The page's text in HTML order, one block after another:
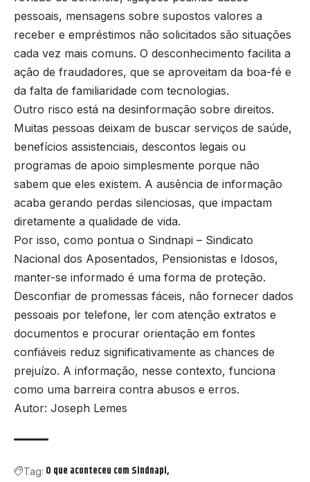
pessoais, mensagens sobre supostos valores a
receber e empréstimos não solicitados são situações
cada vez mais comuns. O desconhecimento facilita a
ação de fraudadores, que se aproveitam da boa-fé e
da falta de familiaridade com tecnologias.
Outro risco está na desinformação sobre direitos.
Muitas pessoas deixam de buscar serviços de saúde,
benefícios assistenciais, descontos legais ou
programas de apoio simplesmente porque não
sabem que eles existem. A ausência de informação
acaba gerando perdas silenciosas, que impactam
diretamente a qualidade de vida.
Por isso, como pontua o Sindnapi – Sindicato
Nacional dos Aposentados, Pensionistas e Idosos,
manter-se informado é uma forma de proteção.
Desconfiar de promessas fáceis, não fornecer dados
pessoais por telefone, ler com atenção extratos e
documentos e procurar orientação em fontes
confiáveis reduz significativamente as chances de
prejuízo. A informação, nesse contexto, funciona
como uma barreira contra abusos e erros.
Autor: Joseph Lemes
Tag: O que aconteceu com Sindnapi